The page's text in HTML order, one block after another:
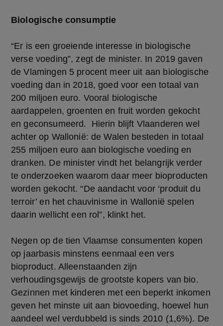
Biologische consumptie
“Er is een groeiende interesse in biologische
verse voeding”, zegt de minister. In 2019 gaven
de Vlamingen 5 procent meer uit aan biologische
voeding dan in 2018, goed voor een totaal van
200 miljoen euro. Vooral biologische
aardappelen, groenten en fruit worden gekocht
en geconsumeerd. Hierin blijft Vlaanderen wel
achter op Wallonië: de Walen besteden in totaal
255 miljoen euro aan biologische voeding en
dranken. De minister vindt het belangrijk verder
te onderzoeken waarom daar meer bioproducten
worden gekocht. “De aandacht voor ‘produit du
terroir’ en het chauvinisme in Wallonië spelen
daarin wellicht een rol”, klinkt het.
Negen op de tien Vlaamse consumenten kopen
op jaarbasis minstens eenmaal een vers
bioproduct. Alleenstaanden zijn
verhoudingsgewijs de grootste kopers van bio.
Gezinnen met kinderen met een beperkt inkomen
geven het minste uit aan biovoeding, hoewel hun
aandeel wel verdubbeld is sinds 2010 (1,6%). De